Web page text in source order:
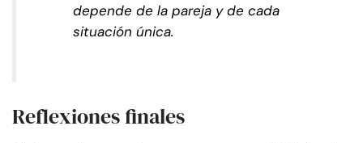
depende de la pareja y de cada
situación única.
Reflexiones finales